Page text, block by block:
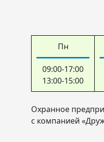
Пн
09:00-17:00
13:00-15:00
Охранное
с компанией